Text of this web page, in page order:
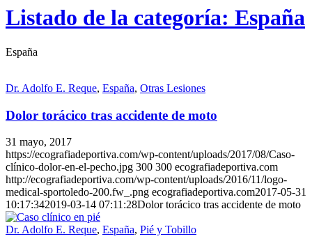
Listado de la categoría: España
España
Dr. Adolfo E. Reque, España, Otras Lesiones
Dolor torácico tras accidente de moto
31 mayo, 2017
https://ecografiadeportiva.com/wp-content/uploads/2017/08/Caso-
clínico-dolor-en-el-pecho.jpg 300 300 ecografiadeportiva.com
http://ecografiadeportiva.com/wp-content/uploads/2016/11/logo-
medical-sportoledo-200.fw_.png ecografiadeportiva.com2017-05-31
10:17:342019-03-14 07:11:28Dolor torácico tras accidente de moto
Dr. Adolfo E. Reque, España, Pié y Tobillo